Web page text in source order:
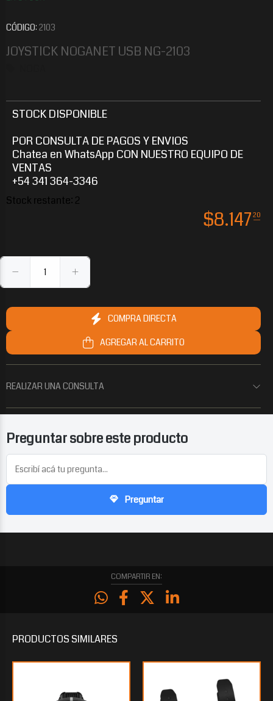
CÓDIGO: 2103
JOYSTICK NOGANET USB NG-2103
STOCK DISPONIBLE
POR CONSULTA DE PAGOS Y ENVIOS
Chatea en WhatsApp CON NUESTRO EQUIPO DE
VENTAS
+54 341 364-3346
Stock restante: 2
$8.147 20
COMPRA DIRECTA
AGREGAR AL CARRITO
REALIZAR UNA CONSULTA
Preguntar sobre este producto
Preguntar
COMPARTIR EN:
PRODUCTOSSIMILARES
$21.918 40